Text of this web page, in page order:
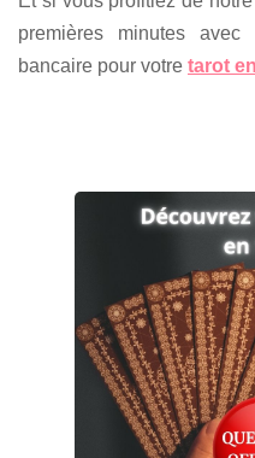
premières minutes
bancaire pour votre tarot